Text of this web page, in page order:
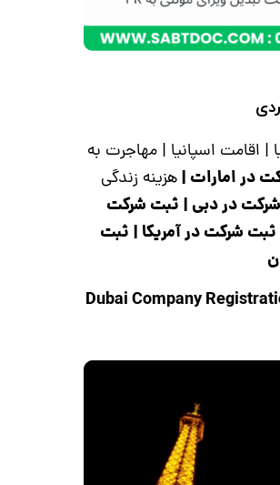
| اقامت اسپانیا |مهاجرت به
در امارات |هزینه زندگی
در دبی | ثبت شرکت
ثبت شرکت در آمریکا | ثبت